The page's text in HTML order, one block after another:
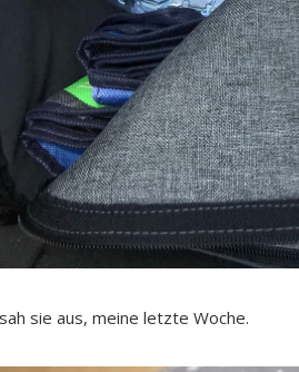
sie aus, meine letzte Woche.